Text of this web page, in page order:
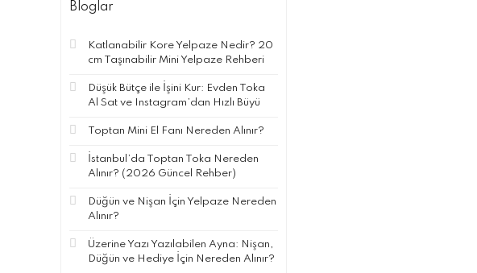
Bloglar
Katlanabilir Kore Yelpaze Nedir? 20
cm Taşınabilir Mini Yelpaze Rehberi
Düşük Bütçe ile İşini Kur: Evden Toka
Al Sat ve Instagram’dan Hızlı Büyü
Toptan Mini El Fanı Nereden Alınır?
İstanbul’da Toptan Toka Nereden
Alınır? (2026 Güncel Rehber)
Düğün ve Nişan İçin Yelpaze Nereden
Alınır?
Üzerine Yazı Yazılabilen Ayna: Nişan,
Düğün ve Hediye İçin Nereden Alınır?